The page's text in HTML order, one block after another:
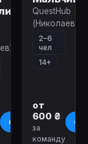
О квесте
QuestHub
(Николаев)
2–6
чел
14+
от
600 ₴
за
команду
О